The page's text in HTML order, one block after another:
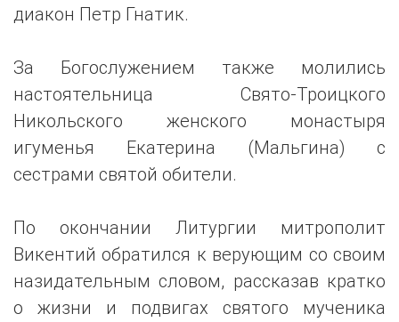
диакон Петр Гнатик.
За Богослужением также молились
настоятельница Свято-Троицкого
Никольского женского монастыря
игуменья Екатерина (Мальгина) с
сестрами святой обители.
По окончании Литургии митрополит
Викентий обратился к верующим со своим
назидательным словом, рассказав кратко
о жизни и подвигах святого мученика